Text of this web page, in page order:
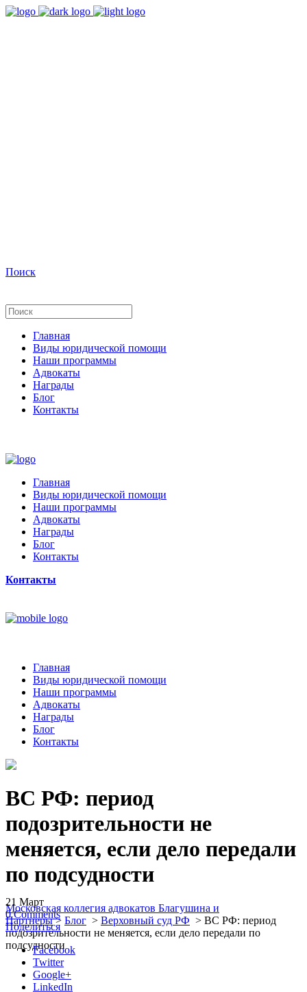
Поиск
Главная
Виды юридической помощи
Наши программы
Адвокаты
Награды
Блог
Контакты
Главная
Виды юридической помощи
Наши программы
Адвокаты
Награды
Блог
Контакты
Контакты
Главная
Виды юридической помощи
Наши программы
Адвокаты
Награды
Блог
Контакты
ВС РФ: период
подозрительности не
меняется, если дело передали
по подсудности
Московская коллегия адвокатов Благушина и
Партнеры> Блог > Верховный суд РФ > ВС РФ: период
подозрительности не меняется, если дело передали по
подсудности
21 Март
0 Comments
Поделиться
Facebook
Twitter
Google+
LinkedIn